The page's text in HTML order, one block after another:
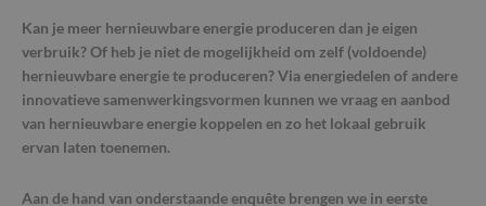
Kan je meer hernieuwbare energie produceren dan je eigen
verbruik? Of heb je niet de mogelijkheid om zelf (voldoende)
hernieuwbare energie te produceren? Via energiedelen of andere
innovatieve samenwerkingsvormen kunnen we vraag en aanbod
van hernieuwbare energie koppelen en zo het lokaal gebruik
ervan laten toenemen.
Aan de hand van onderstaande enquête brengen we in eerste